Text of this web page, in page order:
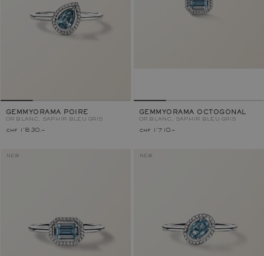
GEMMYORAMA POIRE
OR BLANC, SAPHIR BLEU GRIS
chf 1'830.–
GEMMYORAMA OCTOGONAL
OR BLANC, SAPHIR BLEU GRIS
chf 1'710.–
NEW NEW